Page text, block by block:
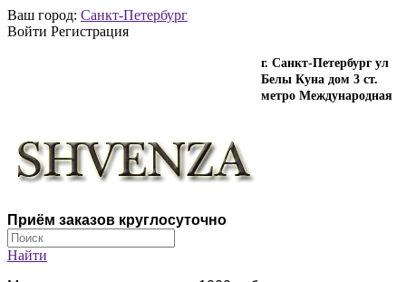
Ваш город: Санкт-Петербург
Войти Регистрация
г. Санкт-Петербург ул
Белы Куна дом 3 ст.
метро Международная
Приём заказов круглосуточно
Найти